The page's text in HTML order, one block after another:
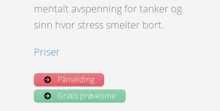
mentalt avspenning for tanker og
sinn hvor stress smelter bort.
Priser
Påmelding
Gratis prøvetime